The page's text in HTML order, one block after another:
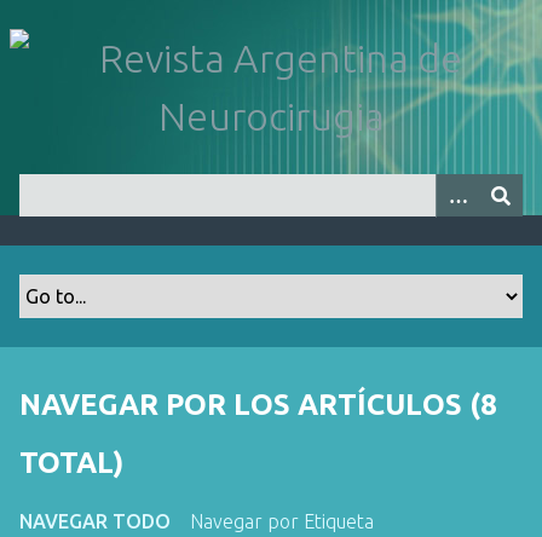
l
c
NAVEGAR POR LOS ARTÍCULOS (8
TOTAL)
NAVEGAR TODO
Navegar por Etiqueta